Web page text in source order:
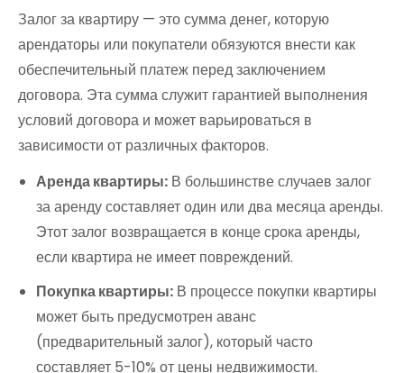
Залог за квартиру — это сумма денег, которую
арендаторы или покупатели обязуются внести как
обеспечительный платеж перед заключением
договора. Эта сумма служит гарантией выполнения
условий договора и может варьироваться в
зависимости от различных факторов.
Аренда квартиры: В большинстве случаев залог
за аренду составляет один или два месяца аренды.
Этот залог возвращается в конце срока аренды,
если квартира не имеет повреждений.
Покупка квартиры: В процессе покупки квартиры
может быть предусмотрен аванс
(предварительный залог), который часто
составляет 5-10% от цены недвижимости.